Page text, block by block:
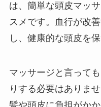
は、簡単な頭皮マッ
スメです。血行が改
し、健康的な頭皮を
マッサージと言って
りする必要はありませ